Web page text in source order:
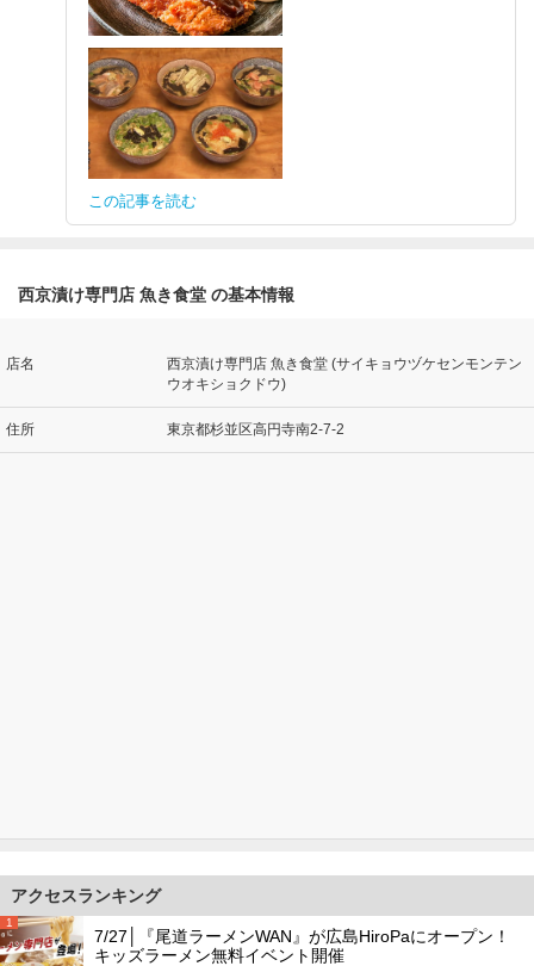
この記事を読む
西京漬け専門店 魚き食堂 の基本情報
店名
西京漬け専門店 魚き食堂 (サイキョウヅケセンモンテン
ウオキショクドウ)
住所 東京都杉並区高円寺南2-7-2
アクセスランキング
1
7/27│『尾道ラーメンWAN』が広島HiroPaにオープン！
キッズラーメン無料イベント開催